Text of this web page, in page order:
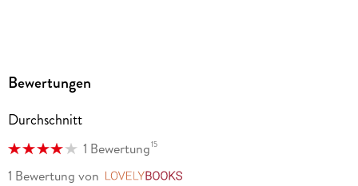
Bewertungen
Durchschnitt
1 Bewertung15
1 Bewertung von